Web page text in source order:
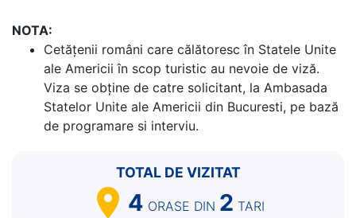
3. Great Stirrup Cay
4.
Nassau Bahamas 08:00 - 17:00
Zi de navigare pe Mare 0:00 - 0:00
Jacksonville, Florida SUA 07:00 - ⚓
NOTA:
Cetăţenii români care călătoresc în Statele Unite
ale Americii în scop turistic au nevoie de viză.
Viza se obține de catre solicitant, la Ambasada
Statelor Unite ale Americii din Bucuresti, pe bază
de programare si interviu.
TOTAL DE VIZITAT
4 ORASE DIN 2 TARI